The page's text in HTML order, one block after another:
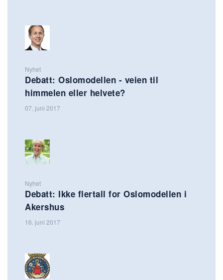
Nyhet
Debatt: Oslomodellen - veien til
himmelen eller helvete?
07. juni 2017
Nyhet
Debatt: Ikke flertall for Oslomodellen i
Akershus
16. juni 2017